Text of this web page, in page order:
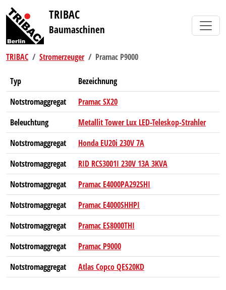
TRIBAC
Baumaschinen
TRIBAC Stromerzeuger Pramac P9000
Typ
Bezeichnung
Notstromaggregat
Pramac SX20
Beleuchtung
Metallit Tower Lux LED-Teleskop-Strahler
Notstromaggregat
Honda EU20i 230V 7A
Notstromaggregat
RID RCS3001I 230V 13A 3KVA
Notstromaggregat
Pramac E4000PA292SHI
Notstromaggregat
Pramac E4000SHHPI
Notstromaggregat
Pramac ES8000THI
Notstromaggregat
Pramac P9000
Notstromaggregat
Atlas Copco QES20KD